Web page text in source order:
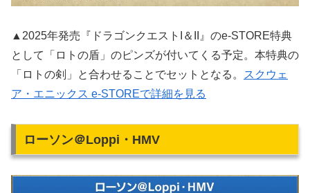
▲2025年発売『ドラゴンクエストI＆II』のe-STORE特典
として「ロトの盾」のピンズが付いてくる予定。本特典の
「ロトの剣」と合わせることでセットとなる。
スクウェ
ア・エニックス e-STOREで詳細を見る
ローソン＠Loppi・HMV